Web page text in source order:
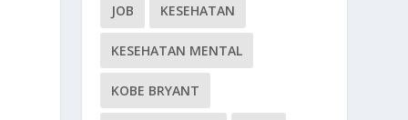
JOB KESEHATAN
KESEHATAN MENTAL
KOBE BRYANT